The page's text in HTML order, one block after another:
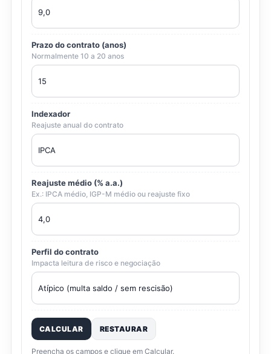
Prazo do contrato (anos)
Normalmente 10 a 20 anos
Indexador
Reajuste anual do contrato
Reajuste médio (% a.a.)
Ex.: IPCA médio, IGP-M médio ou reajuste fixo
Perfil do contrato
Impacta leitura de risco e negociação
CALCULAR RESTAURAR
Preencha os campos e clique em Calcular.